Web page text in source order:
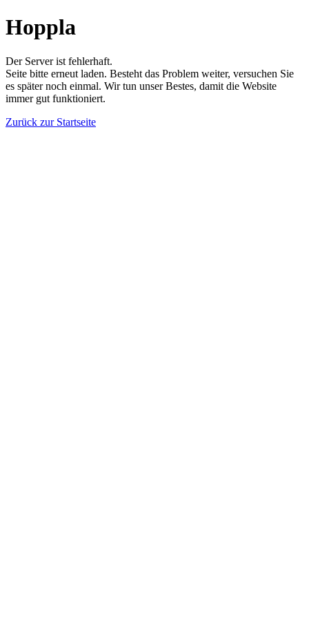
Hoppla
Der Server ist fehlerhaft.
Seite bitte erneut laden. Besteht das Problem weiter, versuchen Sie
es später noch einmal. Wir tun unser Bestes, damit die Website
immer gut funktioniert.
Zurück zur Startseite